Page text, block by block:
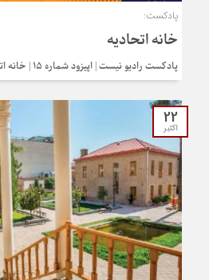
پادکست:
خانه اتحادیه
پادکست رادیو نیست | اپیزود شماره 15 | خانه اتحادیه
22
اکتبر